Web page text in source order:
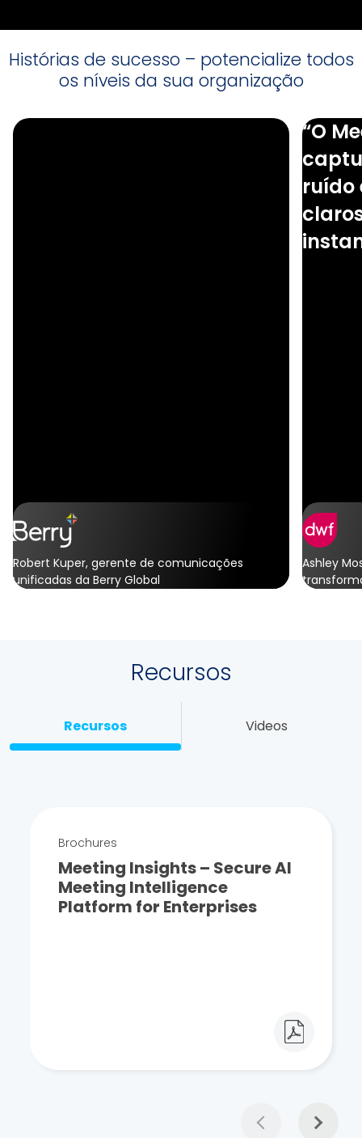
Histórias de sucesso – potencialize todos
os níveis da sua organização
Robert Kuper, gerente de comunicações
unificadas da Berry Global
“O
ruído
Ashley
Recursos
Recursos Videos
Brochures
Meeting Insights – Secure AI
Meeting Intelligence
Platform for Enterprises